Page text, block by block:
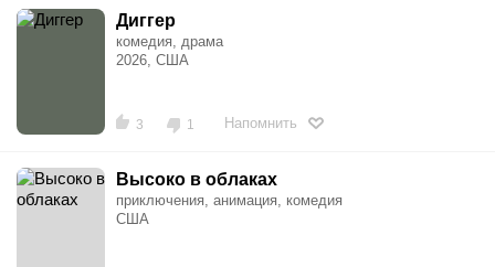
Диггер
комедия, драма
2026, США
3 1 Напомнить
Высоко в облаках
приключения, анимация, комедия
США